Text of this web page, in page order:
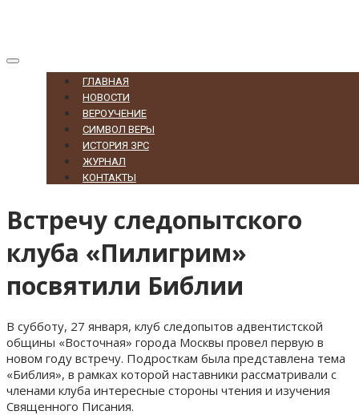
Toggle
ГЛАВНАЯ
НОВОСТИ
ВЕРОУЧЕНИЕ
СИМВОЛ ВЕРЫ
ИСТОРИЯ ЗРС
ЖУРНАЛ
КОНТАКТЫ
Встречу следопытского
клуба «Пилигрим»
посвятили Библии
В субботу, 27 января, клуб следопытов адвентистской
общины «Восточная» города Москвы провел первую в
новом году встречу. Подросткам была представлена тема
«Библия», в рамках которой наставники рассматривали с
членами клуба интересные стороны чтения и изучения
Священного Писания.